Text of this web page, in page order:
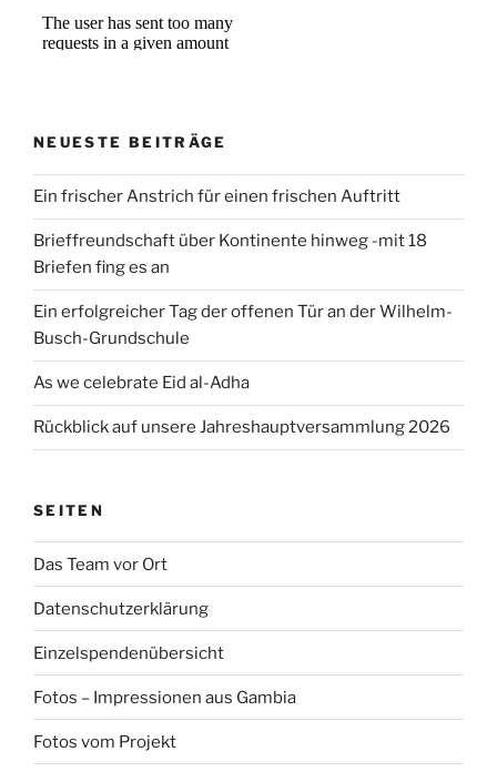
NEUESTE BEITRÄGE
Ein frischer Anstrich für einen frischen Auftritt
Brieffreundschaft über Kontinente hinweg -mit 18
Briefen fing es an
Ein erfolgreicher Tag der offenen Tür an der Wilhelm-
Busch-Grundschule
As we celebrate Eid al-Adha
Rückblick auf unsere Jahreshauptversammlung 2026
SEITEN
Das Team vor Ort
Datenschutzerklärung
Einzelspendenübersicht
Fotos – Impressionen aus Gambia
Fotos vom Projekt